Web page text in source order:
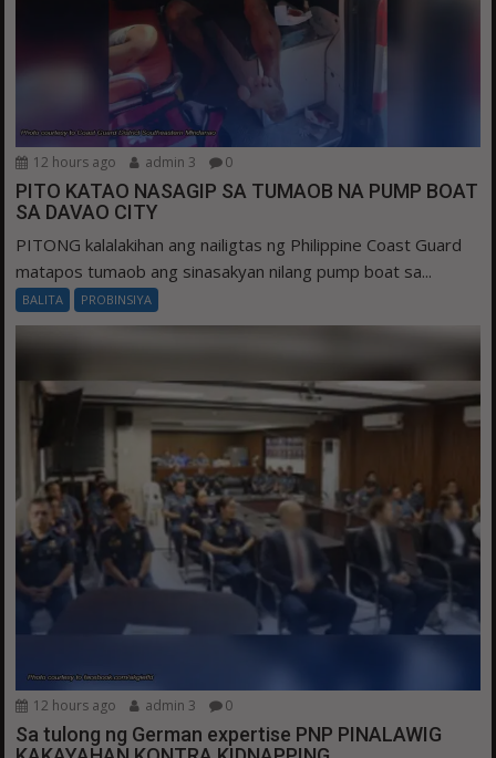
12 hours ago admin 3 0
PITO KATAO NASAGIP SA TUMAOB NA PUMP BOAT
SA DAVAO CITY
PITONG kalalakihan ang nailigtas ng Philippine Coast Guard
matapos tumaob ang sinasakyan nilang pump boat sa...
BALITA PROBINSIYA
12 hours ago admin 3 0
Sa tulong ng German expertise PNP PINALAWIG